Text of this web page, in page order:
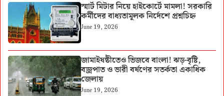
স্মার্ট মিটার নিয়ে হাইকোর্টে মামলা! সরকারি
কর্মীদের বাধ্যতামূলক নির্দেশে প্রশ্নচিহ্ন
June 19, 2026
জামাইষষ্ঠীতেও ভিজবে বাংলা! ঝড়-বৃষ্টি,
বজ্রপাত ও ভারী বর্ষণের সতর্কতা একাধিক
জেলায়
June 19, 2026